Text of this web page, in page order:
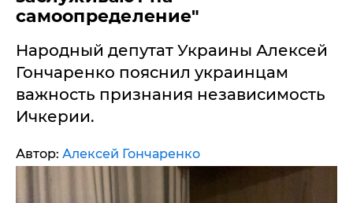
самоопределение"
Народный депутат Украины Алексей
Гончаренко пояснил украинцам
важность признания независимость
Ичкерии.
Автор: Алексей Гончаренко